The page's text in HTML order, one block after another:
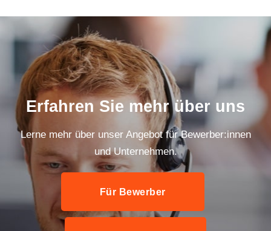
Erfahren Sie mehr über uns
Lerne mehr über unser Angebot für Bewerber:innen
und Unternehmen.
Für Bewerber